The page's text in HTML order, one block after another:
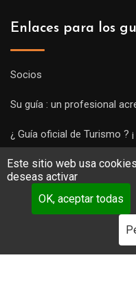
Este sitio web usa
deseas activar
OK, aceptar todas
Enlaces para los
Socios
Su guía : un profesional
¿ Guía oficial de Turismo ?
Subir una visita y empezar